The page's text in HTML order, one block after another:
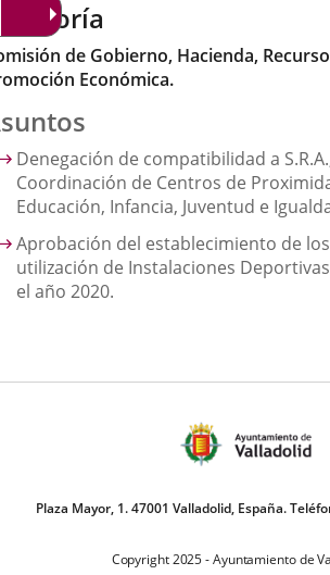
de Gobierno, Hacienda,
Económica.
Denegación de compatibilidad a
Coordinación de Centros de
Educación, Infancia, Juventud e
Aprobación del establecimiento de
utilización de Instalaciones
el año 2020.
Plaza Mayor, 1. 47001 Valladolid, España.
Copyright 2025 - Ayuntamiento de